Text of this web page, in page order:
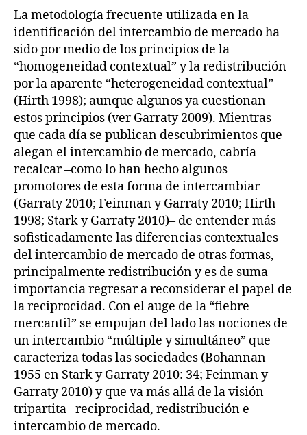
La metodología frecuente utilizada en la
identificación del intercambio de mercado ha
sido por medio de los principios de la
“homogeneidad contextual” y la redistribución
por la aparente “heterogeneidad contextual”
(Hirth 1998); aunque algunos ya cuestionan
estos principios (ver Garraty 2009). Mientras
que cada día se publican descubrimientos que
alegan el intercambio de mercado, cabría
recalcar –como lo han hecho algunos
promotores de esta forma de intercambiar
(Garraty 2010; Feinman y Garraty 2010; Hirth
1998; Stark y Garraty 2010)– de entender más
sofisticadamente las diferencias contextuales
del intercambio de mercado de otras formas,
principalmente redistribución y es de suma
importancia regresar a reconsiderar el papel de
la reciprocidad. Con el auge de la “fiebre
mercantil” se empujan del lado las nociones de
un intercambio “múltiple y simultáneo” que
caracteriza todas las sociedades (Bohannan
1955 en Stark y Garraty 2010: 34; Feinman y
Garraty 2010) y que va más allá de la visión
tripartita –reciprocidad, redistribución e
intercambio de mercado.